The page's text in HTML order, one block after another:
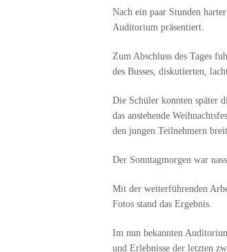
Nach ein paar Stunden
Auditorium präsentiert.
Zum Abschluss des Tages
des Busses, diskutierten,
Die Schüler konnten später
das anstehende
den jungen Teilnehmern
Der Sonntagmorgen war
Mit der weiterführenden
Fotos stand das Ergebnis.
Im nun bekannten
und Erlebnisse der letzten